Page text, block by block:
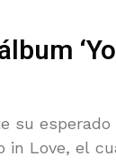
su
in Love, el